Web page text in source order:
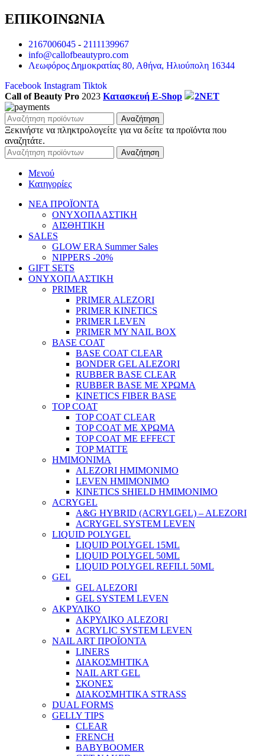
ΕΠΙΚΟΙΝΩΝΙΑ
2167006045 - 2111139967
info@callofbeautypro.com
Λεωφόρος Δημοκρατίας 80, Αθήνα, Ηλιούπολη 16344
Facebook Instagram Tiktok
Call of Beauty Pro 2023 Κατασκευή E-Shop 2NET
Αναζήτηση
Ξεκινήστε να πληκτρολογείτε για να δείτε τα προϊόντα που
αναζητάτε.
Αναζήτηση
Μενού
Κατηγορίες
ΝΕΑ ΠΡΟΪΟΝΤΑ
ΟΝΥΧΟΠΛΑΣΤΙΚΗ
ΑΙΣΘΗΤΙΚΗ
SALES
GLOW ERA Summer Sales
NIPPERS -20%
GIFT SETS
ΟΝΥΧΟΠΛΑΣΤΙΚΗ
PRIMER
PRIMER ALEZORI
PRIMER KINETICS
PRIMER LEVEN
PRIMER MY NAIL BOX
BASE COAT
BASE COAT CLEAR
BONDER GEL ALEZORI
RUBBER BASE CLEAR
RUBBER BASE ΜΕ ΧΡΩΜΑ
KINETICS FIBER BASE
TOP COAT
TOP COAT CLEAR
TOP COAT ΜΕ ΧΡΩΜΑ
TOP COAT ΜΕ EFFECT
TOP MATTE
ΗΜΙΜΟΝΙΜΑ
ALEZORI ΗΜΙΜΟΝΙΜΟ
LEVEN ΗΜΙΜΟΝΙΜΟ
KINETICS SHIELD ΗΜΙΜΟΝΙΜΟ
ACRYGEL
A&G HYBRID (ACRYLGEL) – ALEZORI
ACRYGEL SYSTEM LEVEN
LIQUID POLYGEL
LIQUID POLYGEL 15ML
LIQUID POLYGEL 50ML
LIQUID POLYGEL REFILL 50ML
GEL
GEL ALEZORI
GEL SYSTEM LEVEN
ΑΚΡΥΛΙΚΟ
ΑΚΡΥΛΙΚΟ ALEZORI
ACRYLIC SYSTEM LEVEN
NAIL ART ΠΡΟΪΟΝΤΑ
LINERS
ΔΙΑΚΟΣΜΗΤΙΚΑ
NAIL ART GEL
ΣΚΟΝΕΣ
ΔΙΑΚΟΣΜΗΤΙΚΑ STRASS
DUAL FORMS
GELLY TIPS
CLEAR
FRENCH
BABYBOOMER